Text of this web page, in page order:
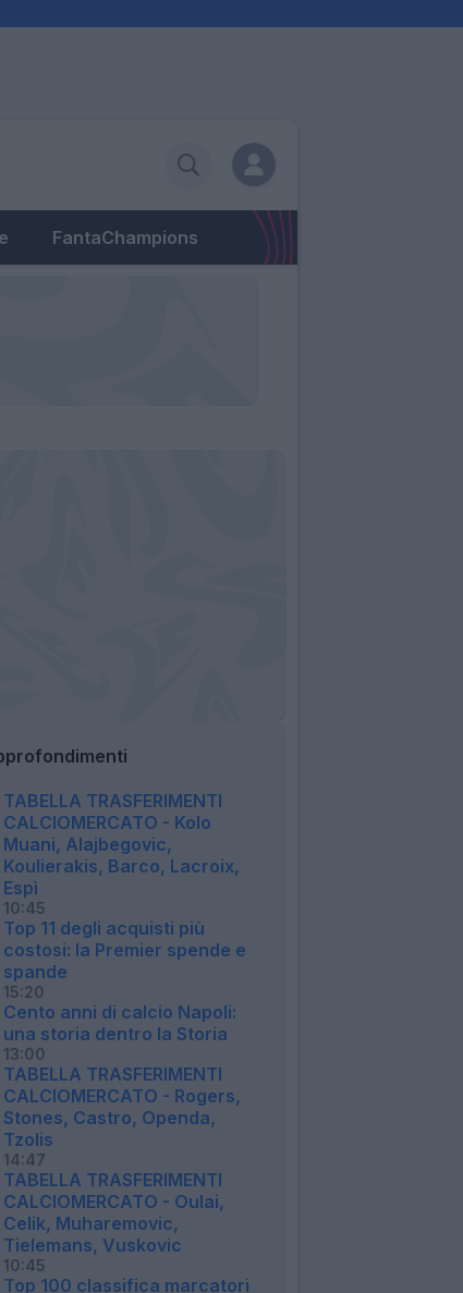
FantaChampions
TABELLA TRASFERIMENTI
CALCIOMERCATO - Kolo
Muani, Alajbegovic,
Koulierakis, Barco, Lacroix,
Espì
10:45
Top 11 degli acquisti più
costosi: la Premier spende e
spande
15:20
Cento anni di calcio Napoli:
una storia dentro la Storia
13:00
TABELLA TRASFERIMENTI
CALCIOMERCATO - Rogers,
Stones, Castro, Openda,
Tzolis
14:47
TABELLA TRASFERIMENTI
CALCIOMERCATO - Oulai,
Celik, Muharemovic,
Tielemans, Vuskovic
10:45
Top 100 classifica marcatori